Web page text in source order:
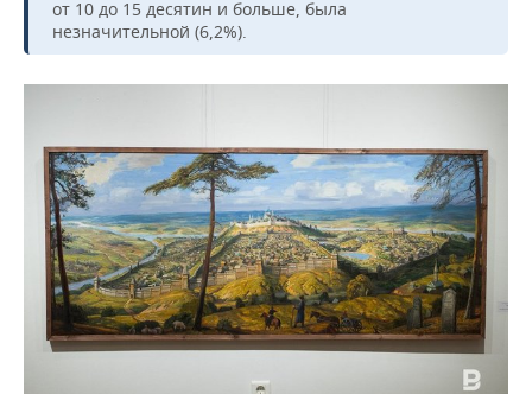
от 10 до 15 десятин и больше, была
незначительной (6,2%).